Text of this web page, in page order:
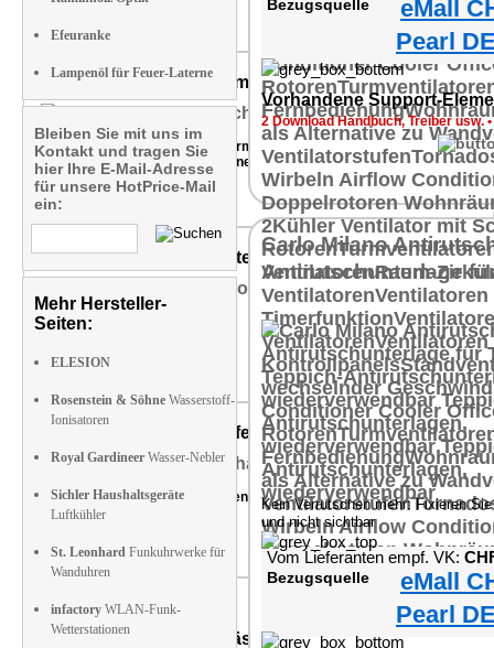
Taschen Regenschirm mit Teflon Beschichtung
9 von 10 Punkten
Fazit: "... ein wirklich guter Schirm, der auch stärkere Regenschauer
positiver Effekt ist, dass er schneller trocknet, als ein herkömmliches
Ultraschall Luftbefeuchter mit LED Flammen
Produktvorstellung
NX-6230-919
Deko Feuer im Glaswürfel Optik und Edelstahl Base
Fazit: "Tolle gemütliche Flammen in einem schlichten, aber edlem
Bio-Ethanol-Ofen
Efeuranke
Lampenöl für Feuer-Laterne
Bleiben Sie mit uns im
Kontakt und tragen Sie
hier Ihre E-Mail-Adresse
für unsere HotPrice-Mail
ein:
Mehr Hersteller-
Seiten:
ELESION
Rosenstein & Söhne Wasserstoff-
Ionisatoren
Royal Gardineer Wasser-Nebler
Sichler Haushaltsgeräte
Luftkühler
St. Leonhard Funkuhrwerke für
Wanduhren
infactory WLAN-Funk-
Wetterstationen
Bezugsquelle
eMall
Pearl
Vorhandene Support-
2 Download Handbuch, Treiber usw.•
Carlo Milano
Antirutschunterlage
Kein Verrutschen mehr: Fixieren
und nicht sichtbar
Vom Lieferanten empf. VK:
Bezugsquelle
eMall
Pearl